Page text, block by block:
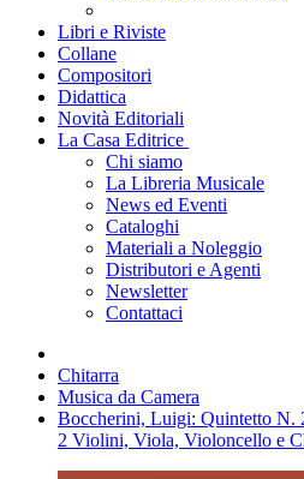
Libri e Riviste
Collane
Compositori
Didattica
Novità Editoriali
La Casa Editrice
Chi siamo
La Libreria Musicale
News ed Eventi
Cataloghi
Materiali a Noleggio
Distributori e Agenti
Newsletter
Contattaci
Chitarra
Musica da Camera
Boccherini, Luigi: Quintetto N.
2 Violini, Viola, Violoncello e